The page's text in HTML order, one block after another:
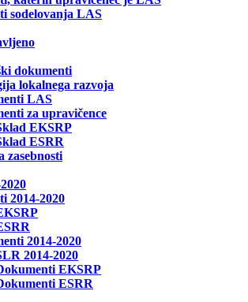
sodelovanja LAS
dokumenti
lokalnega razvoja
LAS
za upravičence
EKSRP
ESRR
zasebnosti
2014-2020
2014-2020
2014-2020
EKSRP
ESRR